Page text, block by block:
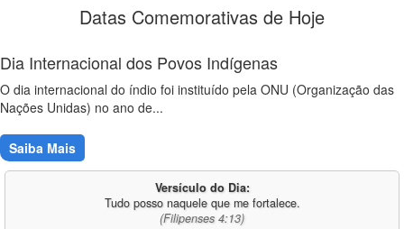
Datas Comemorativas de Hoje
Dia Internacional dos Povos Indígenas
O dia internacional do índio foi instituído pela ONU (Organização das
Nações Unidas) no ano de...
Saiba Mais
Versículo do Dia:
Tudo posso naquele que me fortalece.
(Filipenses 4:13)